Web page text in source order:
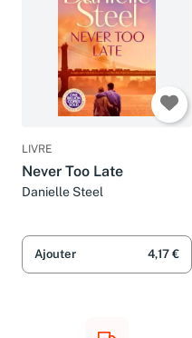
LIVRE
Never Too Late
Danielle Steel
Ajouter 4,17 €